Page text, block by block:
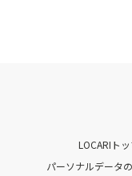
LOCARIト
パーソナルデータ